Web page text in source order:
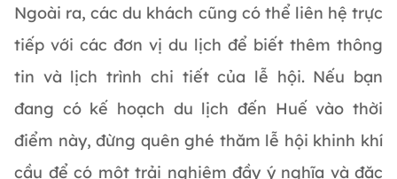
Ngoài ra, các du khách cũng có thể liên hệ trực
tiếp với các đơn vị du lịch để biết thêm thông
tin và lịch trình chi tiết của lễ hội. Nếu bạn
đang có kế hoạch du lịch đến Huế vào thời
điểm này, đừng quên ghé thăm lễ hội khinh khí
cầu để có một trải nghiệm đầy ý nghĩa và đặc